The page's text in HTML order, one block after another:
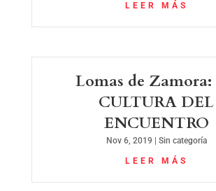
LEER MÁS
Lomas de
CULTURA DEL
ENCUENTRO
Nov 6, 2019 | Sin categoría
LEER MÁS